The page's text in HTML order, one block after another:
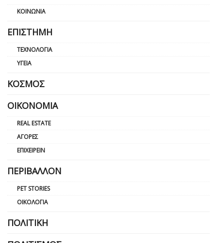
ΚΟΙΝΩΝΊΑ
ΕΠΙΣΤΉΜΗ
ΤΕΧΝΟΛΟΓΊΑ
ΥΓΕΊΑ
ΚΌΣΜΟΣ
ΟΙΚΟΝΟΜΊΑ
REAL ESTATE
ΑΓΟΡΈΣ
ΕΠΙΧΕΙΡΕΊΝ
ΠΕΡΙΒΆΛΛΟΝ
PET STORIES
ΟΙΚΟΛΟΓΊΑ
ΠΟΛΙΤΙΚΉ